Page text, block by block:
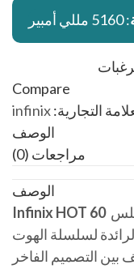
: 5160 مللي أمبير
Compare
التجارية:infinix
الوصف
مراجعات (0)
الوصف
Infinix HOT 60
لسلسلة الهوت
الهاتف بين التصميم الفاخر